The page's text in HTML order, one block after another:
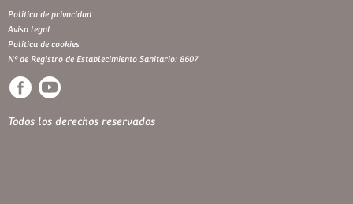
Política de privacidad
Aviso legal
Política de cookies
Nº de Registro de Establecimiento Sanitario: 8607
Todos los derechos reservados